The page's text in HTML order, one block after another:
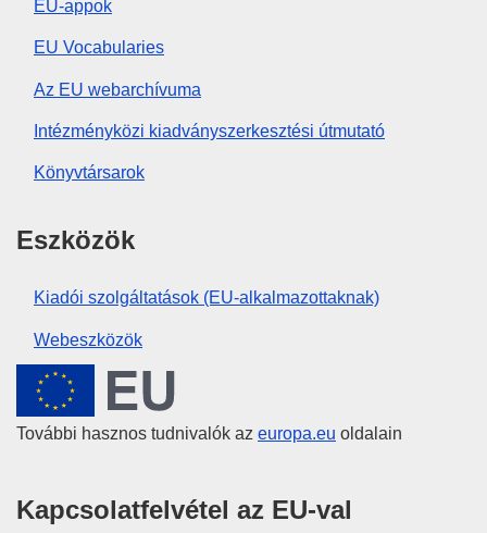
EU-appok
EU Vocabularies
Az EU webarchívuma
Intézményközi kiadványszerkesztési útmutató
Könyvtársarok
Eszközök
Kiadói szolgáltatások (EU-alkalmazottaknak)
Webeszközök
Európai Unió
További hasznos tudnivalók az europa.eu oldalain
Kapcsolatfelvétel az EU-val